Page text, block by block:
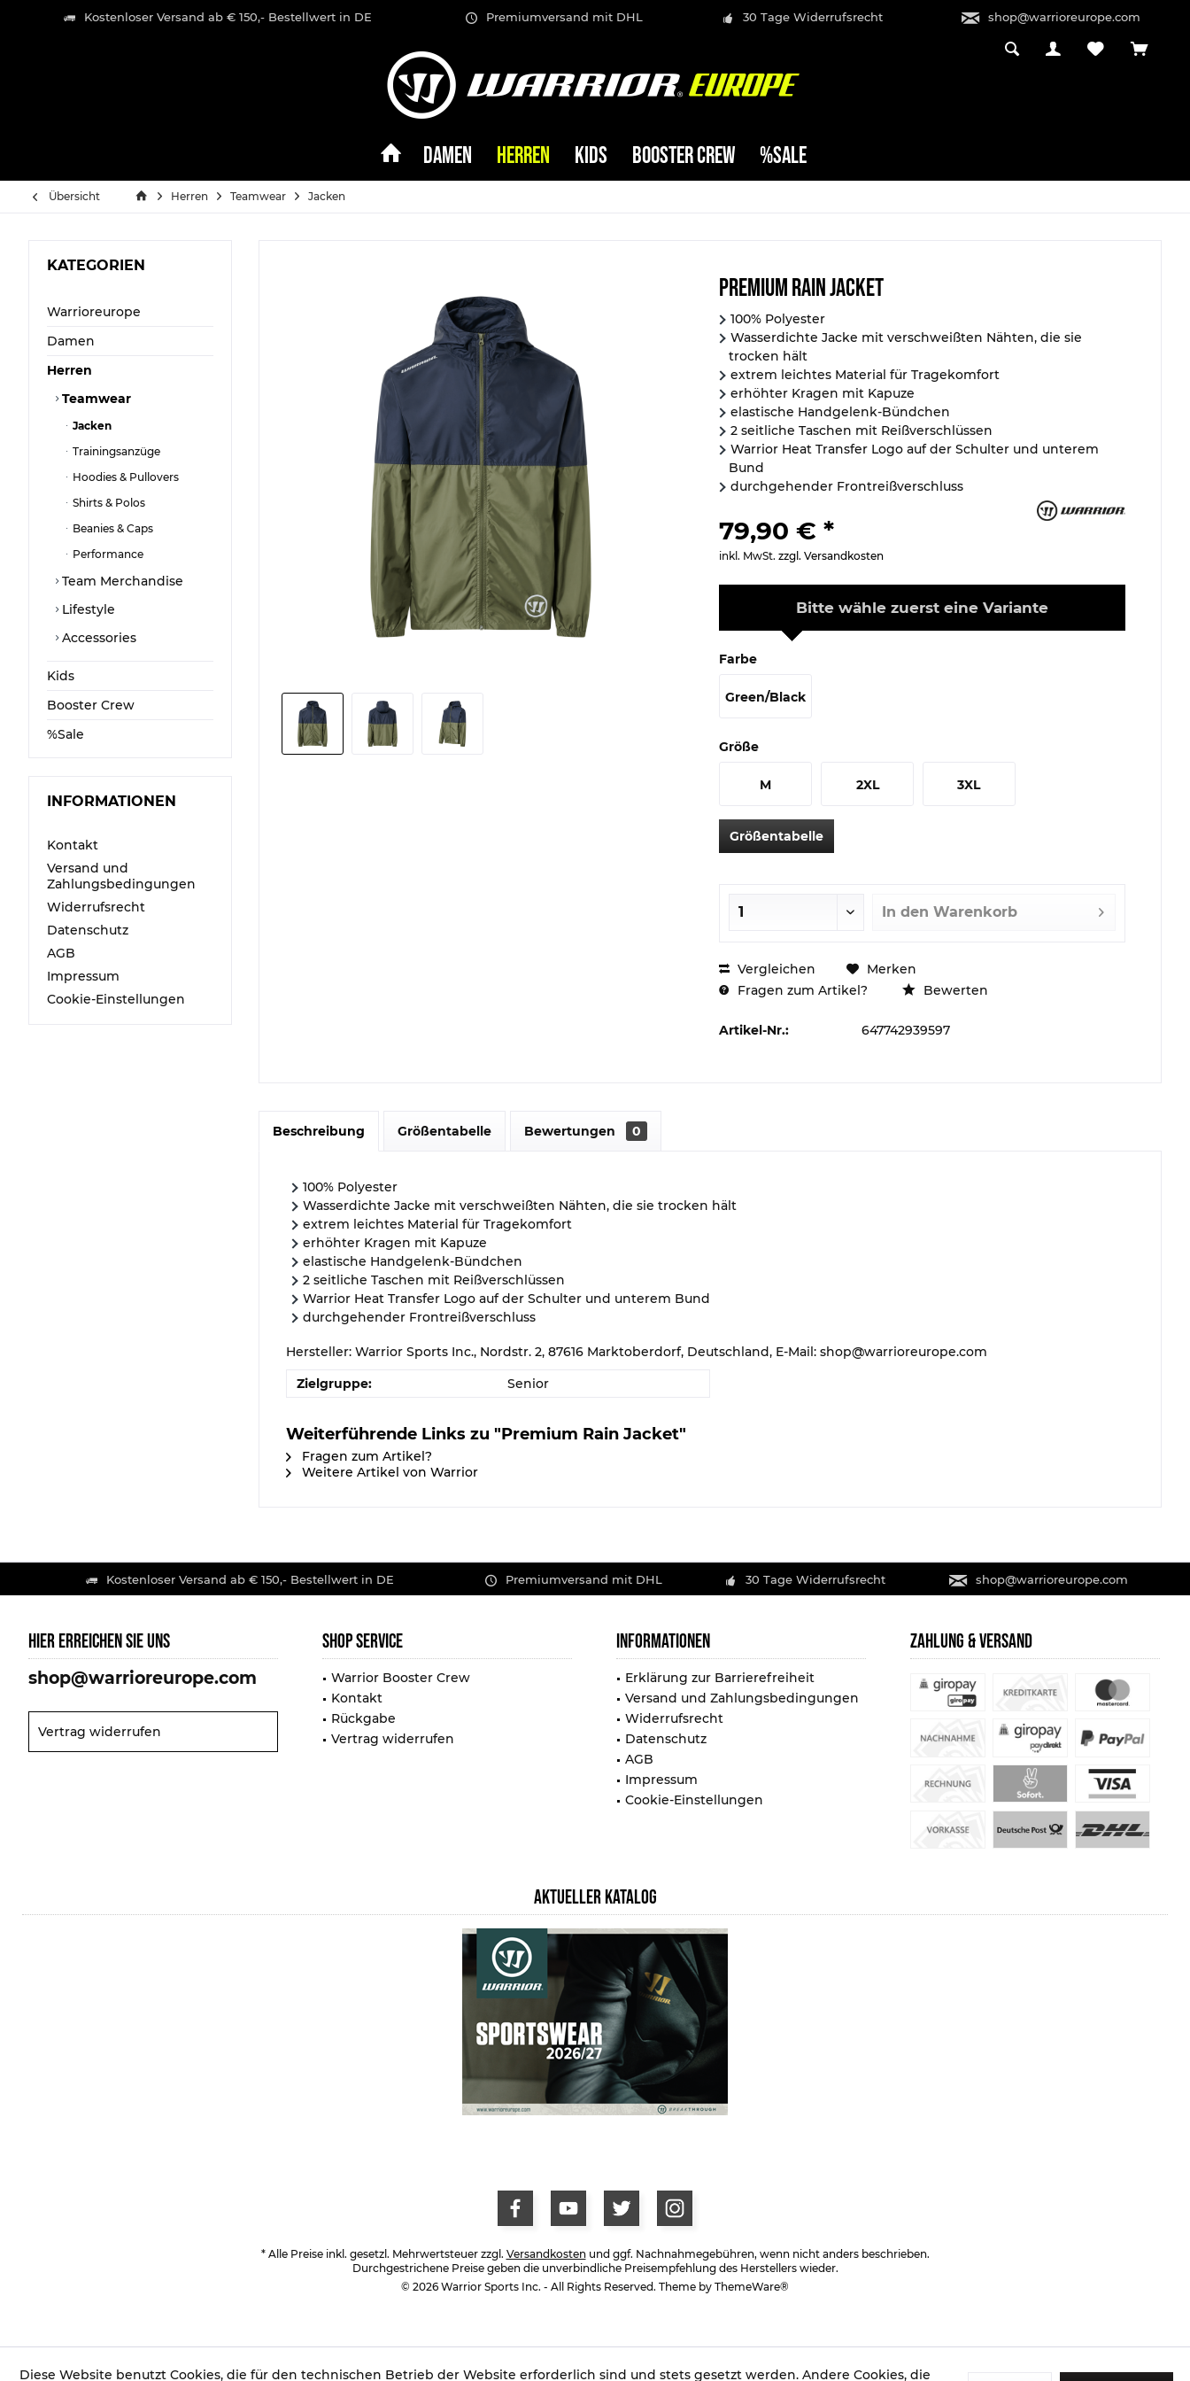
Kostenloser Versand ab € 150,- Bestellwert in DE Premiumversand mit DHL 30 Tage Widerrufsrecht shop@warrioreurope.com
DAMEN HERREN KIDS BOOSTER CREW %SALE
Übersicht Herren Teamwear Jacken
KATEGORIEN
Warrioreurope
Damen
Herren
Teamwear
Jacken
Trainingsanzüge
Hoodies & Pullovers
Shirts & Polos
Beanies & Caps
Performance
Team Merchandise
Lifestyle
Accessories
Kids
Booster Crew
%Sale
INFORMATIONEN
Kontakt
Versand und
Zahlungsbedingungen
Widerrufsrecht
Datenschutz
AGB
Impressum
Cookie-Einstellungen
Premium Rain Jacket
100% Polyester
Wasserdichte Jacke mit verschweißten Nähten, die sie
trocken hält
extrem leichtes Material für Tragekomfort
erhöhter Kragen mit Kapuze
elastische Handgelenk-Bündchen
2 seitliche Taschen mit Reißverschlüssen
Warrior Heat Transfer Logo auf der Schulter und unterem
Bund
durchgehender Frontreißverschluss
79,90 € *
inkl. MwSt. zzgl. Versandkosten
Bitte wähle zuerst eine Variante
Farbe
Green/Black
Größe
M 2XL 3XL
Größentabelle
In den Warenkorb
Vergleichen
Merken
Fragen zum Artikel?
Bewerten
Artikel-Nr.: 647742939597
Beschreibung Größentabelle Bewertungen 0
100% Polyester
Wasserdichte Jacke mit verschweißten Nähten, die sie trocken hält
extrem leichtes Material für Tragekomfort
erhöhter Kragen mit Kapuze
elastische Handgelenk-Bündchen
2 seitliche Taschen mit Reißverschlüssen
Warrior Heat Transfer Logo auf der Schulter und unterem Bund
durchgehender Frontreißverschluss
Hersteller: Warrior Sports Inc., Nordstr. 2, 87616 Marktoberdorf, Deutschland, E-Mail: shop@warrioreurope.com
Zielgruppe:
Senior
Weiterführende Links zu "Premium Rain Jacket"
Fragen zum Artikel?
Weitere Artikel von Warrior
Kostenloser Versand ab € 150,- Bestellwert in DE Premiumversand mit DHL 30 Tage Widerrufsrecht shop@warrioreurope.com
HIER ERREICHEN SIE UNS
shop@warrioreurope.com
Vertrag widerrufen
SHOP SERVICE
Warrior Booster Crew
Kontakt
Rückgabe
Vertrag widerrufen
INFORMATIONEN
Erklärung zur Barrierefreiheit
Versand und Zahlungsbedingungen
Widerrufsrecht
Datenschutz
AGB
Impressum
Cookie-Einstellungen
ZAHLUNG & VERSAND
AKTUELLER KATALOG
* Alle Preise inkl. gesetzl. Mehrwertsteuer zzgl. Versandkostenund ggf. Nachnahmegebühren, wenn nicht anders beschrieben.
Durchgestrichene Preise geben die unverbindliche Preisempfehlung des Herstellers wieder.
© 2026 Warrior Sports Inc. - All Rights Reserved. Theme by ThemeWare®
Diese Website benutzt Cookies, die für den technischen Betrieb der Website erforderlich sind und stets gesetzt werden. Andere Cookies, die